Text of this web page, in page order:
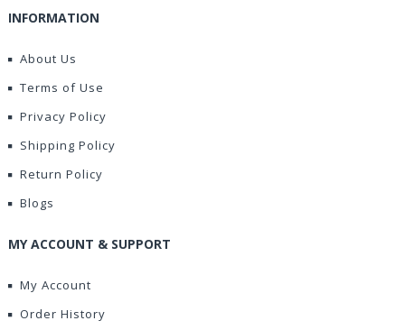
INFORMATION
About Us
Terms of Use
Privacy Policy
Shipping Policy
Return Policy
Blogs
MY ACCOUNT & SUPPORT
My Account
Order History